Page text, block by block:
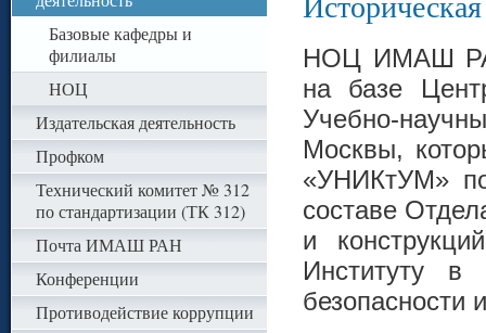
НОЦ ИМАШ
на базе
Учебно-
Москвы,
«УНИКтУМ»
составе
и
Институту в
безопасности
Базовые кафедры и
филиалы
НОЦ
Издательская деятельность
Профком
Технический комитет № 312
по стандартизации (ТК 312)
Почта ИМАШ РАН
Конференции
Противодействие коррупции